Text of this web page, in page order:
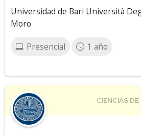
Universidad de Bari Università
Moro
Presencial 1 año